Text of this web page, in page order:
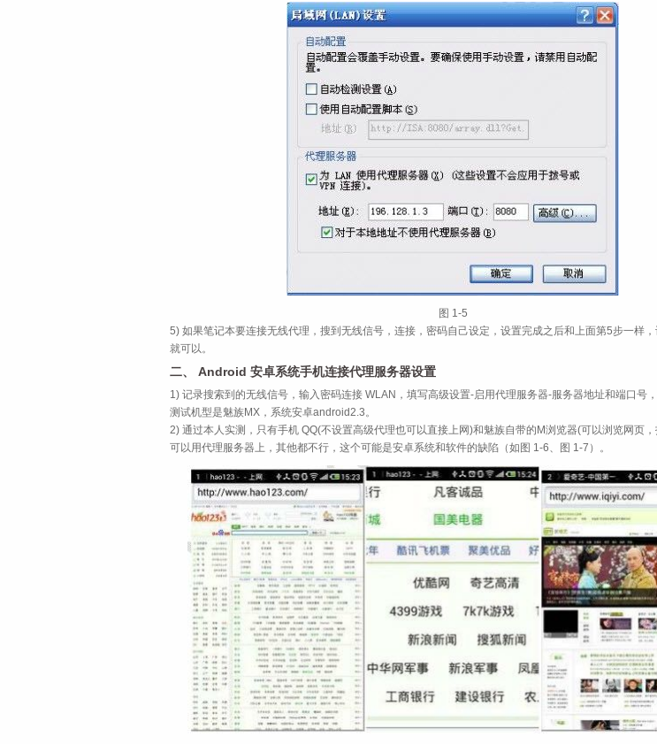
图 1‑5
5) 如果笔记本要连接无线代理，搜到无线信号，连接，密码自己设定，设置完成之后和上面第5步一样
就可以。
二、 Android 安卓系统手机连接代理服务器设置
1) 记录搜索到的无线信号，输入密码连接 WLAN，填写高级设置-启用代理服务器-服务器地址和端口号
测试机型是魅族MX，系统安卓android2.3。
2) 通过本人实测，只有手机 QQ(不设置高级代理也可以直接上网)和魅族自带的M浏览器(可以浏览网页
可以用代理服务器上，其他都不行，这个可能是安卓系统和软件的缺陷（如 图 1‑6、 图 1‑7 ）。